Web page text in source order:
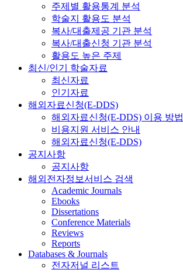
주제별 활용통계 분석
학술지 활용도 분석
복사/대출제공 기관 분석
복사/대출신청 기관 분석
활용도 높은 주제
최신/인기 학술자료
최신자료
인기자료
해외자료신청(E-DDS)
해외자료신청(E-DDS) 이용 방법
비용지원 서비스 안내
해외자료신청(E-DDS)
공지사항
공지사항
해외전자정보서비스 검색
Academic Journals
Ebooks
Dissertations
Conference Materials
Reviews
Reports
Databases & Journals
전자저널 리스트